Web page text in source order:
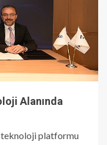
Alanında
teknoloji platformu